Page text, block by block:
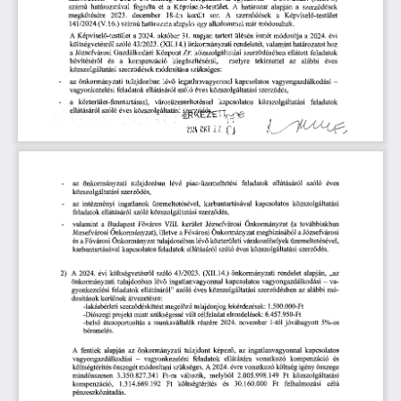
számú határozatával fogadta el a Képviselő-testület. A határozat alapján a szerződések
megkötésére
2023. december 18-án került sor. A szerződések a
Képviselő-testület
141/2024.(V.16.) számú határozata alapján egy alkalommal már módosultak.
A Képviselő-testület a 2024. október 31. napján tartott ülésén ismét módosítja a 2024. évi
költségvetésről szóló43/2023. (XII.14.) önkormányzati rendeletét, valamint határozatot hoz
a Józsefvárosi Gazdálkodási Központ Zrt közszolgáltatási szerződésében ellátott feladatok
bővítéséről
és a kompenzáció kiegészítéséről, melyre tekintettel az alábbi
éves
közszolgáltatási szerződések módosítása szükséges:
-
az önkormányzati tulajdonban lévő ingatlanvagyónnal kapcsolatos vagyongazdálkodási -
vagyonkezelési feladatok ellátásáról szóló éves közszolgáltatási szerződés,
-
a közterület-fenntartással, városüzemeltetéssel kapcsolatos közszolgáltatási feladatok
m OKT11
- az önkormányzati tulajdonban lévő piac-üzemeltetési feladatok ellátásáról szóló éves
közszolgáltatási szerződés,
-
az intézményi ingatlanok üzemeltetésével, karbantartásával kapcsolatos közszolgáltatási
feladatok ellátásáról szóló közszolgáltatási szerződés,
-
valamint a Budapest Főváros VIII. kerület Józsefvárosi Önkormányzat (a továbbiakban
Józsefvárosi Önkormányzat), illetve a Fővárosi Önkormányzatmegbízásábóla Józsefvárosi
és a Fővárosi Önkormányzattulajdonában lévő közterületi várakozóhelyeküzemeltetésével,
karbantartásával kapcsolatos feladatok ellátásáról szóló éves közszolgáltatási szerződés.
2) A 2024. évi költségvetésről szóló 43/2023. (XII.14.) önkormányzati rendelet alapján, „az
önkormányzati tulajdonban lévő ingatlanvagyónnal kapcsolatos vagyongazdálkodási - va
gyonkezelési feladatok ellátásáról” szóló éves közszolgáltatási szerződésben az alábbi mó
dosítások kerülnek átvezetésre:
-lakásbérleti szerződéskötéstmegelőző tulajdonjog lekérdezések: 1.500.000-Ft
-Diószegiprojekt miatt szükségessé vált célfeladat elrendelések: 6.457.950-Ft
-belső átcsoportosítás a munkavállalók részére 2024. november 1-től jóváhagyott 5%-os
béremelés.
A fentiek alapján az önkormányzati tulajdont képező, az ingatlanvagyonnal kapcsolatos
vagyongazdálkodási - vagyonkezelési feladatok ellátására vonatkozó kompenzáció és
költségtérítés összegétmódosítani szükséges. A 2024. évre vonatkozó költség igényösszege
mindösszesen 3.350.827.341 Ft-ra változik, melyből 2.005.998.149 Ft közszolgáltatási
kompenzáció,
1.314.669.192 Ft költségtérítés és 30.160.000 Ft felhalmozási
célú
pénzeszközátadás.